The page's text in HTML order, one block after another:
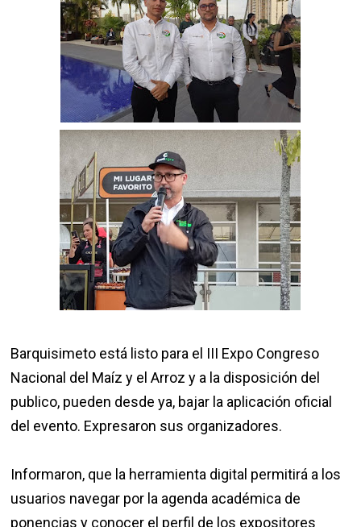
Barquisimeto está listo para el III Expo Congreso
Nacional del Maíz y el Arroz y a la disposición del
publico, pueden desde ya, bajar la aplicación oficial
del evento. Expresaron sus organizadores.
Informaron, que la herramienta digital permitirá a los
usuarios navegar por la agenda académica de
ponencias y conocer el perfil de los expositores